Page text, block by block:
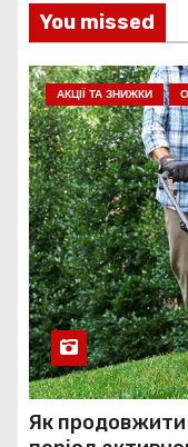
You missed
АКЦІЇ ТА ЗНИЖКИ
Як продовжити